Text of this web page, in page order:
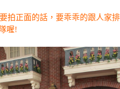
拍正面的話，要乖乖的跟人家排
隊喔!